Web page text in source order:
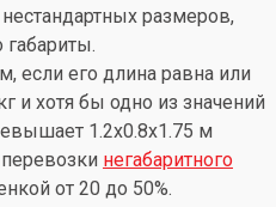
размеров,
габариты.
если его длина равна или
и хотя бы одно из значений
1.2x0.8x1.75 м
негабаритного
от 20 до 50%.